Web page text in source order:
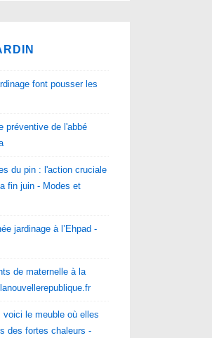
font pousser les
préventive de l'abbé
du pin : l'action cruciale
fin juin - Modes et
jardinage à l’Ehpad -
de maternelle à la
le meuble où elles
des fortes chaleurs -